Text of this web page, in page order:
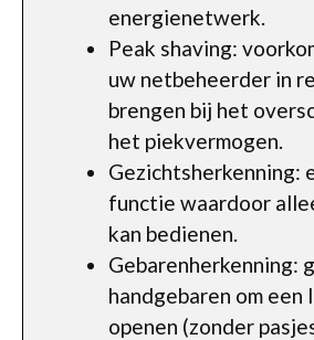
energienetwerk.
Peak shaving:
uw netbeheerder in
brengen bij het
het piekvermogen.
Gezichtsherkenning:
functie waardoor
kan bedienen.
Gebarenherkenning:
handgebaren om een
openen (zonder